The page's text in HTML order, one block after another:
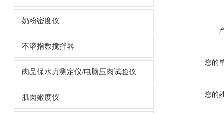
奶粉密度仪
不溶指数搅拌器
肉品保水力测定仪/电脑压肉试验仪
肌肉嫩度仪
您的
您的